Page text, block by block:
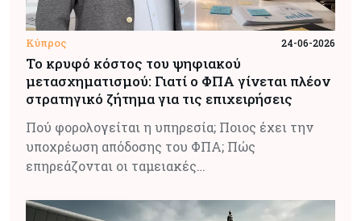
Κύπρος 24-06-2026
Το κρυφό κόστος του ψηφιακού
μετασχηματισμού: Γιατί ο ΦΠΑ γίνεται πλέον
στρατηγικό ζήτημα για τις επιχειρήσεις
Πού φορολογείται η υπηρεσία; Ποιος έχει την
υποχρέωση απόδοσης του ΦΠΑ; Πώς
επηρεάζονται οι ταμειακές…